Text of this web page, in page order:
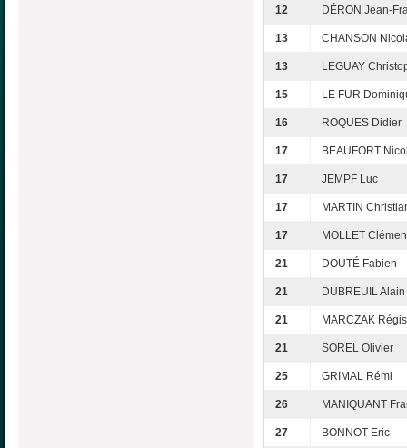
12 DÉRON Jean-
13 CHANSON
13 LEGUAY
15 LE FUR
16 ROQUES Didier
17 BEAUFORT
17 JEMPF Luc
17 MARTIN
17 MOLLET
21 DOUTÉ Fabien
21 DUBREUIL Alain
21 MARCZAK Régis
21 SOREL Olivier
25 GRIMAL Rémi
26 MANIQUANT
27 BONNOT Eric